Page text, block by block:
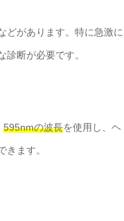
どがあります。特に急激に
断が必要です。
595nmの波長を使用し、ヘ
ます。